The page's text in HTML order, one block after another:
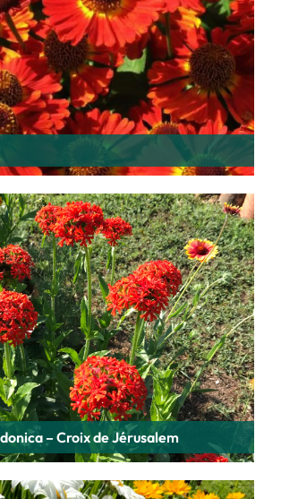
– Croix de Jérusalem